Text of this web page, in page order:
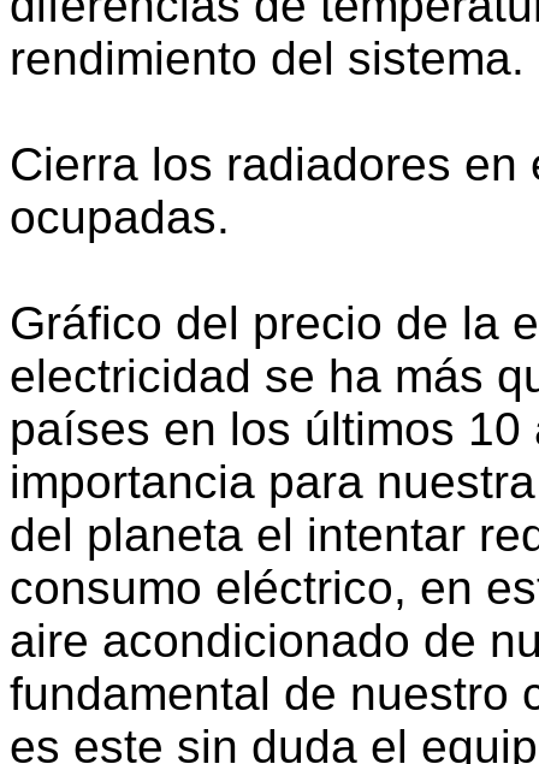
rendimiento del sistema.
Cierra los radiadores
ocupadas.
Gráfico del precio de la
electricidad se ha más
países en los últimos
importancia para
del planeta el intentar
consumo eléctrico, en
aire acondicionado de
fundamental de nuestro
es este sin duda el